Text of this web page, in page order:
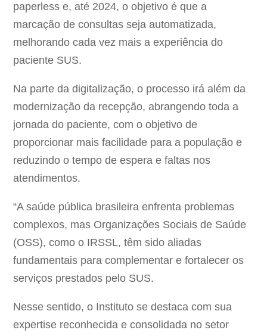
paperless e, até 2024, o objetivo é que a
marcação de consultas seja automatizada,
melhorando cada vez mais a experiência do
paciente SUS.
Na parte da digitalização, o processo irá além da
modernização da recepção, abrangendo toda a
jornada do paciente, com o objetivo de
proporcionar mais facilidade para a população e
reduzindo o tempo de espera e faltas nos
atendimentos.
“A saúde pública brasileira enfrenta problemas
complexos, mas Organizações Sociais de Saúde
(OSS), como o IRSSL, têm sido aliadas
fundamentais para complementar e fortalecer os
serviços prestados pelo SUS.
Nesse sentido, o Instituto se destaca com sua
expertise reconhecida e consolidada no setor